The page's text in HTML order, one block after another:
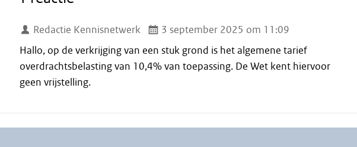
Redactie Kennisnetwerk
3 september 2025 om 11:09
Hallo, op de verkrijging van een stuk grond is het algemene tarief
overdrachtsbelasting van 10,4% van toepassing. De Wet kent hiervoor
geen vrijstelling.